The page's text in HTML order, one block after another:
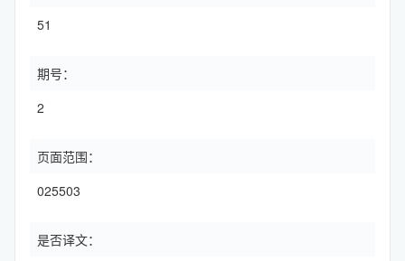
51
期号：
2
页面范围：
025503
是否译文：